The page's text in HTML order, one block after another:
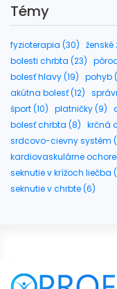
Témy
fyzioterapia (30)
bolesti chrbta (23)
bolesť hlavy (19) pohyb
akútna bolesť (12)
šport (10) platničky (9)
bolesť chrbta (8) krčná
srdcovo-cievny systém
kardiovaskulárne
seknutie v krížoch liečba
seknutie v chrbte (6)